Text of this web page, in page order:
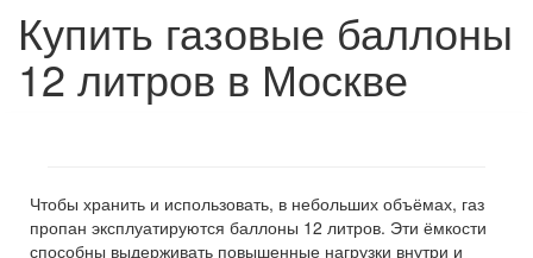
Купить газовые баллоны
12 литров в Москве
Чтобы хранить и использовать, в небольших объёмах, газ
пропан эксплуатируются баллоны 12 литров. Эти ёмкости
способны выдерживать повышенные нагрузки внутри и